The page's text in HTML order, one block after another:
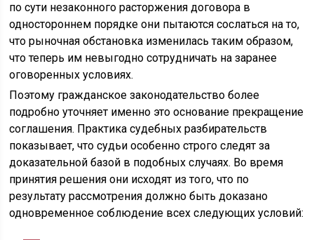
по сути незаконного расторжения договора в
одностороннем порядке они пытаются сослаться на то,
что рыночная обстановка изменилась таким образом,
что теперь им невыгодно сотрудничать на заранее
оговоренных условиях.
Поэтому гражданское законодательство более
подробно уточняет именно это основание прекращение
соглашения. Практика судебных разбирательств
показывает, что судьи особенно строго следят за
доказательной базой в подобных случаях. Во время
принятия решения они исходят из того, что по
результату рассмотрения должно быть доказано
одновременное соблюдение всех следующих условий: